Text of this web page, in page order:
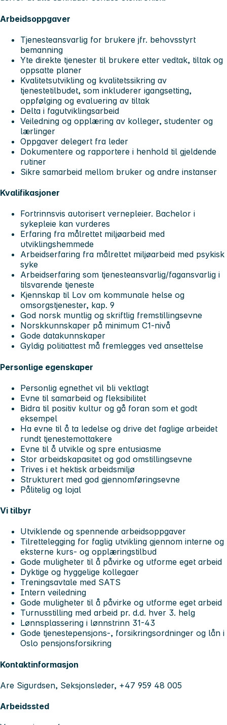
Arbeidsoppgaver
Tjenesteansvarlig for brukere jfr. behovsstyrt
bemanning
Yte direkte tjenester til brukere etter vedtak, tiltak og
oppsatte planer
Kvalitetsutvikling og kvalitetssikring av
tjenestetilbudet, som inkluderer igangsetting,
oppfølging og evaluering av tiltak
Delta i fagutviklingsarbeid
Veiledning og opplæring av kolleger, studenter og
lærlinger
Oppgaver delegert fra leder
Dokumentere og rapportere i henhold til gjeldende
rutiner
Sikre samarbeid mellom bruker og andre instanser
Kvalifikasjoner
Fortrinnsvis autorisert vernepleier. Bachelor i
sykepleie kan vurderes
Erfaring fra målrettet miljøarbeid med
utviklingshemmede
Arbeidserfaring fra målrettet miljøarbeid med psykisk
syke
Arbeidserfaring som tjenesteansvarlig/fagansvarlig i
tilsvarende tjeneste
Kjennskap til Lov om kommunale helse og
omsorgstjenester, kap. 9
God norsk muntlig og skriftlig fremstillingsevne
Norskkunnskaper på minimum C1-nivå
Gode datakunnskaper
Gyldig politiattest må fremlegges ved ansettelse
Personlige egenskaper
Personlig egnethet vil bli vektlagt
Evne til samarbeid og fleksibilitet
Bidra til positiv kultur og gå foran som et godt
eksempel
Ha evne til å ta ledelse og drive det faglige arbeidet
rundt tjenestemottakere
Evne til å utvikle og spre entusiasme
Stor arbeidskapasitet og god omstillingsevne
Trives i et hektisk arbeidsmiljø
Strukturert med god gjennomføringsevne
Pålitelig og lojal
Vi tilbyr
Utviklende og spennende arbeidsoppgaver
Tilrettelegging for faglig utvikling gjennom interne og
eksterne kurs- og opplæringstilbud
Gode muligheter til å påvirke og utforme eget arbeid
Dyktige og hyggelige kollegaer
Treningsavtale med SATS
Intern veiledning
Gode muligheter til å påvirke og utforme eget arbeid
Turnusstilling med arbeid pr. d.d. hver 3. helg
Lønnsplassering i lønnstrinn 31-43
Gode tjenestepensjons-, forsikringsordninger og lån i
Oslo pensjonsforsikring
Kontaktinformasjon
Are Sigurdsen, Seksjonsleder, +47 959 48 005
Arbeidssted